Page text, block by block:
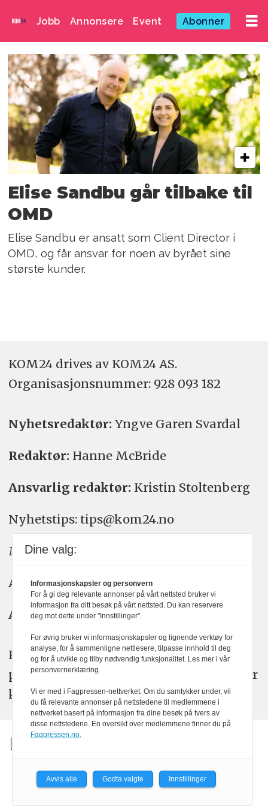
Jobb Annonsere Event Abonner
Emne:
bjørn
kjetil
tønnessen
Elise Sandbu går tilbake til
OMD
Elise Sandbu er ansatt som Client Director i
OMD, og får ansvar for noen av byrået sine
største kunder.
KOM24 drives av KOM24 AS.
Organisasjons­nummer: 928 093 182
Nyhetsredaktør: Yngve Garen Svardal
Redaktør: Hanne McBride
Ansvarlig redaktør: Kristin Stoltenberg
Nyhetstips: tips@kom24.no
Meninger: meninger@kom24.no
Annonse: annonse@watchmedia.no
Abonnement:kom24@watchmedia.no
KOM24 arbeider etter Vær Varsom-
plakatens regler for god presseskikk. Her
kan du lese mer omPFUsarbeid.
Dine valg:
Informasjonskapsler og personvern
For å gi deg relevante annonser på vårt nettsted bruker vi
informasjon fra ditt besøk på vårt nettsted. Du kan reservere
deg mot dette under "Innstillinger".
For øvrig bruker vi informasjonskapsler og lignende verktøy for
analyse, for å sammenligne nettlesere, tilpasse innhold til deg
og for å utvikle og tilby nødvendig funksjonalitet. Les mer i vår
personvernerklæring.
Vi er med i Fagpressen-nettverket. Om du samtykker under, vil
du få relevante annonser på nettstedene til medlemmene i
nettverket basert på informasjon fra dine besøk på tvers av
disse nettstedene. En oversikt over medlemmene finner du på
Fagpressen.no.
Avvis alle Godta valgte Innstillinger